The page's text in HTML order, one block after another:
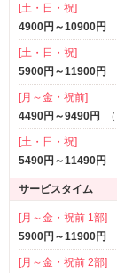
[土・日・祝]
4900円～10900円
[土・日・祝]
5900円～11900円
[月～金・祝前]
4490円～9490円
（
[土・日・祝]
5490円～11490円
サービスタイム
[月～金・祝前 1部]
5900円～11900円
[月～金・祝前 2部]